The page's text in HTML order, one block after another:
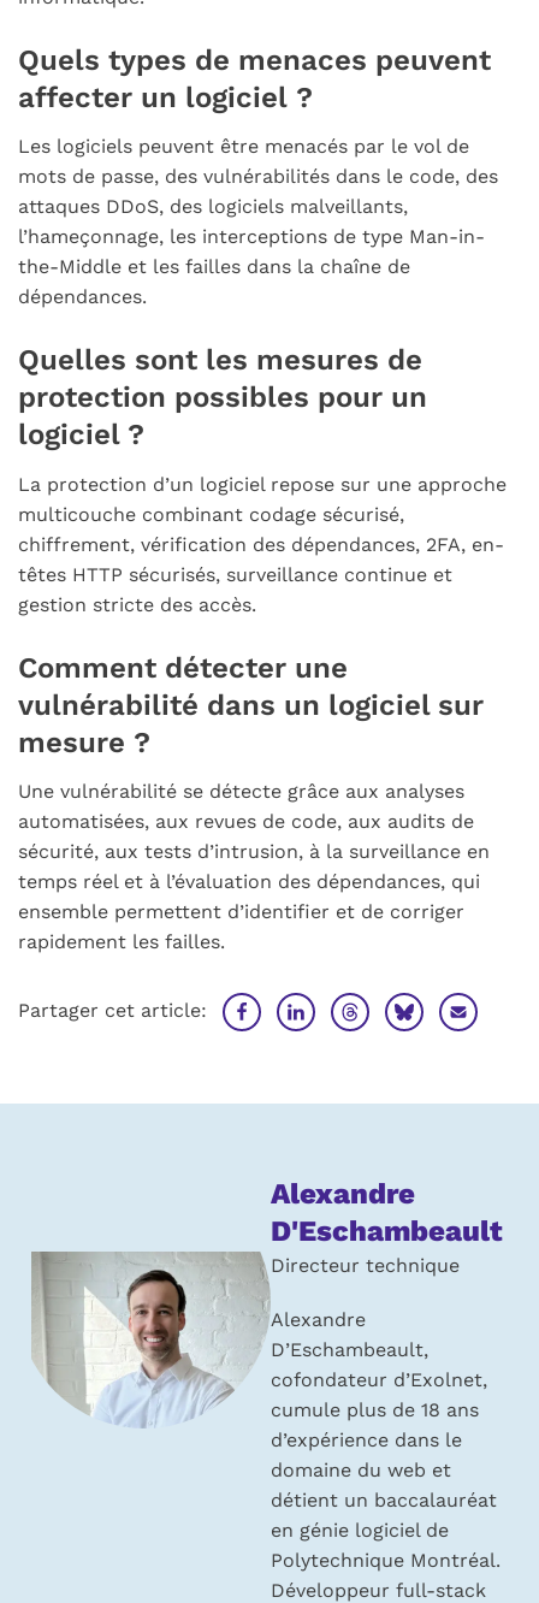
Quels types de menaces peuvent
affecter un logiciel ?
Les logiciels peuvent être menacés par le vol de
mots de passe, des vulnérabilités dans le code, des
attaques DDoS, des logiciels malveillants,
l’hameçonnage, les interceptions de type Man-in-
the-Middle et les failles dans la chaîne de
dépendances.
Quelles sont les mesures de
protection possibles pour un
logiciel ?
La protection d’un logiciel repose sur une approche
multicouche combinant codage sécurisé,
chiffrement, vérification des dépendances, 2FA, en-
têtes HTTP sécurisés, surveillance continue et
gestion stricte des accès.
Comment détecter une
vulnérabilité dans un logiciel sur
mesure ?
Une vulnérabilité se détecte grâce aux analyses
automatisées, aux revues de code, aux audits de
sécurité, aux tests d’intrusion, à la surveillance en
temps réel et à l’évaluation des dépendances, qui
ensemble permettent d’identifier et de corriger
rapidement les failles.
Partager cet article:
À
propos
de
l’auteur :
Alexandre
D'Eschambeault
Directeur technique
Alexandre
D’Eschambeault,
cofondateur d’Exolnet,
cumule plus de 18 ans
d’expérience dans le
domaine du web et
détient un baccalauréat
en génie logiciel de
Polytechnique Montréal.
Développeur full-stack